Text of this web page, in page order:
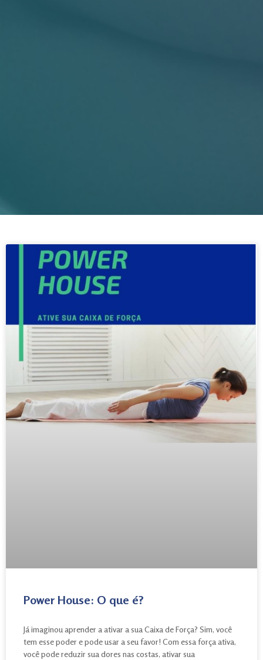
Power House: O que é?
Já imaginou aprender a ativar a sua Caixa de Força? Sim, você
tem esse poder e pode usar a seu favor! Com essa força ativa,
você pode reduzir sua dores nas costas, ativar sua